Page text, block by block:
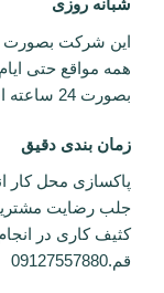
شبانه روزی
این شرکت بصورت
همه مواقع حتی
بصورت 24 ساعته است
زمان بندی دقیق
پاکسازی محل
جلب رضایت
کثیف کاری در
قم.09127557880